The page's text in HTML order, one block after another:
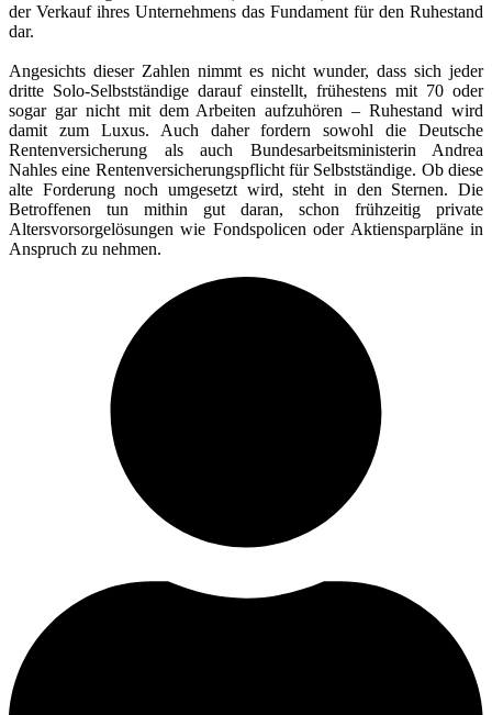
der Verkauf ihres Unternehmens das Fundament für den Ruhestand
dar.
Angesichts dieser Zahlen nimmt es nicht wunder, dass sich jeder
dritte Solo-Selbstständige darauf einstellt, frühestens mit 70 oder
sogar gar nicht mit dem Arbeiten aufzuhören – Ruhestand wird
damit zum Luxus. Auch daher fordern sowohl die Deutsche
Rentenversicherung als auch Bundesarbeitsministerin Andrea
Nahles eine Rentenversicherungspflicht für Selbstständige. Ob diese
alte Forderung noch umgesetzt wird, steht in den Sternen. Die
Betroffenen tun mithin gut daran, schon frühzeitig private
Altersvorsorgelösungen wie Fondspolicen oder Aktiensparpläne in
Anspruch zu nehmen.